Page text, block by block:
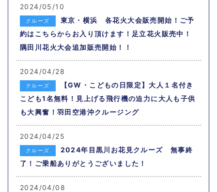
2024/05/10
クルーズ
東京・横浜 各花火大会販売開始！ご予
約はこちらからお入り頂けます！足立花火販売中！
隅田川花火大会追加販売開始！！
2024/04/28
クルーズ
【GW・こどもの日限定】大人１名付き
こども1名無料！見上げる飛行機の迫力に大人も子供
も大興奮！羽田空港沖クルージング
2024/04/25
クルーズ
2024年目黒川お花見クルーズ 無事終
了！ご乗船ありがとうございました！
2024/04/08